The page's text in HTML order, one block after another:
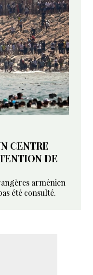
CENTRE
DE
arménien
été consulté.